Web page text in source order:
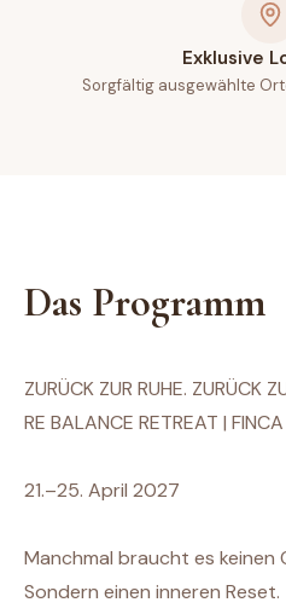
Exklusive
Sorgfältig ausgewählte
Das Programm
ZURÜCK ZUR RUHE. ZURÜCK
RE BALANCE RETREAT |
21.–25. April 2027
Manchmal braucht es keinen
Sondern einen inneren Reset.